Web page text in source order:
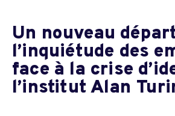
Un nouveau
l’inquiétude des
face à la crise
l’institut Alan